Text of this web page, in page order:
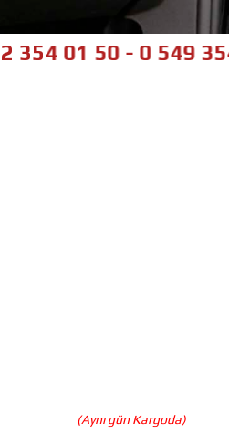
50 - 0 549 354 01
(Aynı gün Kargoda)